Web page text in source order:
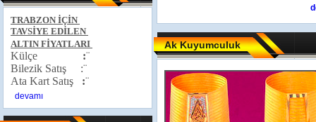
TRABZON İÇİN
TAVSİYE EDİLEN
ALTIN FİYATLARI
Külçe :¨
Bilezik Satış :¨
Ata Kart Satış :¨
devamı
Ak Kuyumculuk